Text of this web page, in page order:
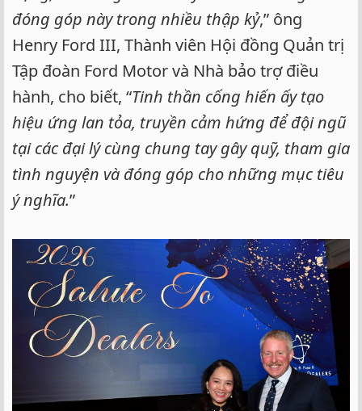
đóng góp này trong nhiều thập kỷ,” ông
Henry Ford III, Thành viên Hội đồng Quản trị
Tập đoàn Ford Motor và Nhà bảo trợ điều
hành, cho biết, “Tinh thần cống hiến ấy tạo
hiệu ứng lan tỏa, truyền cảm hứng để đội ngũ
tại các đại lý cùng chung tay gây quỹ, tham gia
tình nguyện và đóng góp cho những mục tiêu
ý nghĩa.”